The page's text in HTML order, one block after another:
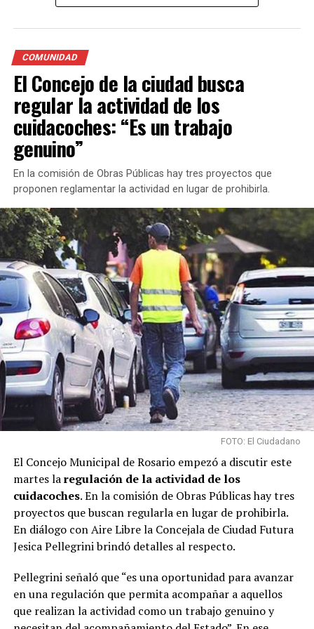
Además, informó que el último aumento de la tarifa fue
en el mes de septiembre y actualmente la bajada de
bandera en horario diurno es de $239,20 mientras que la
tarifa nocturna, fines de semana y feriados cuesta entre
$279,60 y $290,40.
COMUNIDAD
El Concejo de la ciudad busca
regular la actividad de los
cuidacoches: “Es un trabajo
genuino”
En la comisión de Obras Públicas hay tres proyectos que
proponen reglamentar la actividad en lugar de prohibirla.
FOTO: El Ciudadano
El Concejo Municipal de Rosario empezó a discutir este
martes laregulación de la actividad de los
cuidacoches. En la comisión de Obras Públicas hay tres
proyectos que buscan regularla en lugar de prohibirla.
En diálogo con Aire Libre la Concejala de Ciudad Futura
Jesica Pellegrini brindó detalles al respecto.
Pellegrini señaló que “es una oportunidad para avanzar
en una regulación que permita acompañar a aquellos
que realizan la actividad como un trabajo genuino y